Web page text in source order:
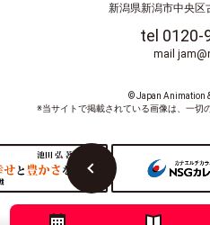
新潟県新潟市中央区
tel 0120-
mail
© Japan Animation
※当サイトで掲載されている画像は、一切